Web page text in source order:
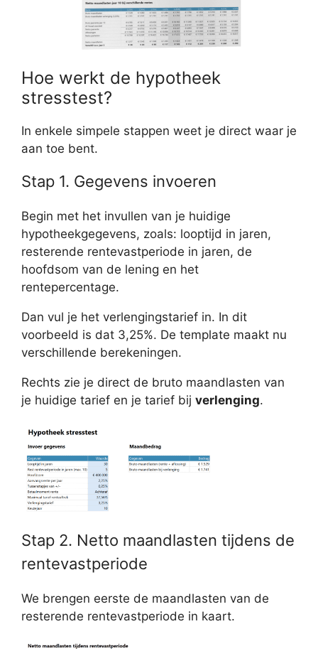
Hoe werkt de hypotheek
stresstest?
In enkele simpele stappen weet je direct waar je
aan toe bent.
Stap 1. Gegevens invoeren
Begin met het invullen van je huidige
hypotheekgegevens, zoals: looptijd in jaren,
resterende rentevastperiode in jaren, de
hoofdsom van de lening en het
rentepercentage.
Dan vul je het verlengingstarief in. In dit
voorbeeld is dat 3,25%. De template maakt nu
verschillende berekeningen.
Rechts zie je direct de bruto maandlasten van
je huidige tarief en je tarief bij verlenging.
Stap 2. Netto maandlasten tijdens de
rentevastperiode
We brengen eerste de maandlasten van de
resterende rentevastperiode in kaart.